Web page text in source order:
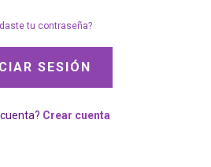
tu contraseña?
Crear cuenta